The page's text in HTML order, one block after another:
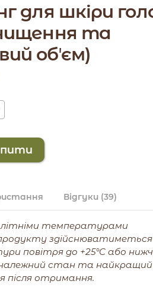
для шкіри
та
обʼєм)
Відгуки (39)
літніми температурами
здійснюватиметься
повітря до +25°C або
стан та найкращий
після отримання.